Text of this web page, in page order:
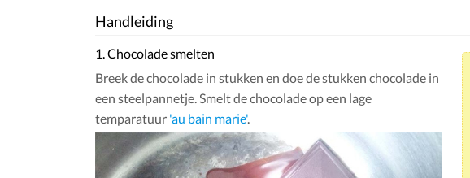
Handleiding
1. Chocolade smelten
Breek de chocolade in stukken en doe de stukken chocolade in
een steelpannetje. Smelt de chocolade op een lage
temparatuur 'au bain marie'.